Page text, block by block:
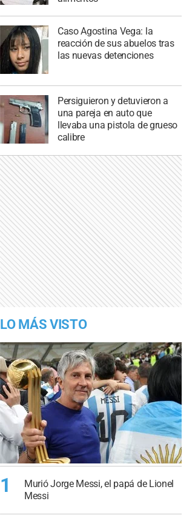
Caso Agostina Vega: la
reacción de sus abuelos tras
las nuevas detenciones
Persiguieron y detuvieron a
una pareja en auto que
llevaba una pistola de grueso
calibre
LO MÁS VISTO
1
Murió Jorge Messi, el papá de Lionel
Messi